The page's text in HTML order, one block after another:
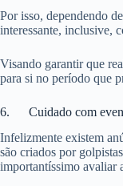
Por isso, dependendo
interessante, inclusive,
Visando garantir que
para si no período que
6. Cuidado com
Infelizmente existem
são criados por
importantíssimo avaliar